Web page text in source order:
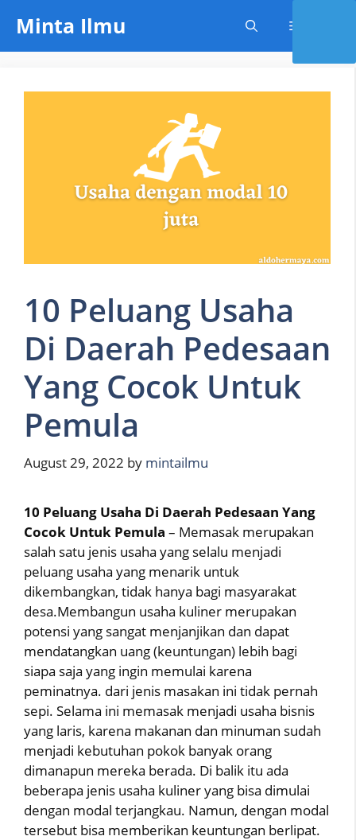
content
Minta Ilmu
10 Peluang Usaha
Di Daerah Pedesaan
Yang Cocok Untuk
Pemula
August 29, 2022 by mintailmu
10 Peluang Usaha Di Daerah Pedesaan Yang
Cocok Untuk Pemula – Memasak merupakan
salah satu jenis usaha yang selalu menjadi
peluang usaha yang menarik untuk
dikembangkan, tidak hanya bagi masyarakat
desa.Membangun usaha kuliner merupakan
potensi yang sangat menjanjikan dan dapat
mendatangkan uang (keuntungan) lebih bagi
siapa saja yang ingin memulai karena
peminatnya. dari jenis masakan ini tidak pernah
sepi. Selama ini memasak menjadi usaha bisnis
yang laris, karena makanan dan minuman sudah
menjadi kebutuhan pokok banyak orang
dimanapun mereka berada. Di balik itu ada
beberapa jenis usaha kuliner yang bisa dimulai
dengan modal terjangkau. Namun, dengan modal
tersebut bisa memberikan keuntungan berlipat.